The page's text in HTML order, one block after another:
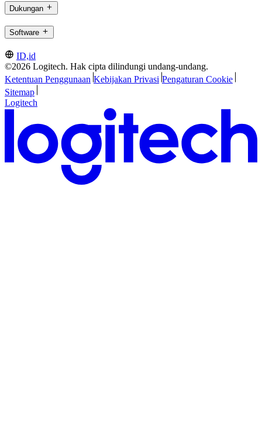
Dukungan
Software
ID,id
©2026 Logitech. Hak cipta dilindungi undang-undang.
Ketentuan Penggunaan Kebijakan Privasi Pengaturan Cookie
Sitemap
Logitech